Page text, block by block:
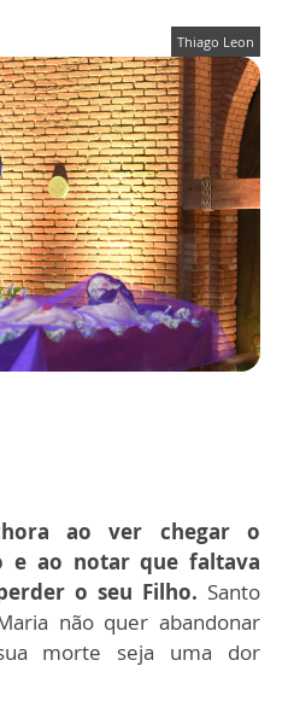
Thiago Leon
ao ver chegar o
e ao notar que faltava
o seu Filho. Santo
não quer abandonar
morte seja uma dor